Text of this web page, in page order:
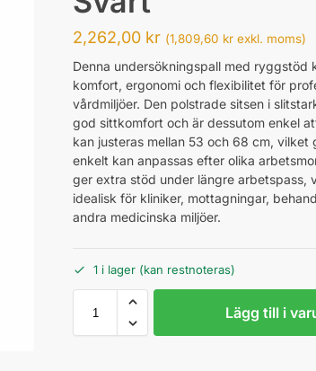
2,262,00 kr (1,809,60 kr exkl. moms)
Denna undersökningspall med ryggstöd
komfort, ergonomi och flexibilitet för
vårdmiljöer. Den polstrade sitsen i
god sittkomfort och är dessutom enkel
kan justeras mellan 53 och 68 cm, vilket
enkelt kan anpassas efter olika
ger extra stöd under längre arbetspass,
idealisk för kliniker, mottagningar,
andra medicinska miljöer.
1 i lager (kan restnoteras)
Lägg till i